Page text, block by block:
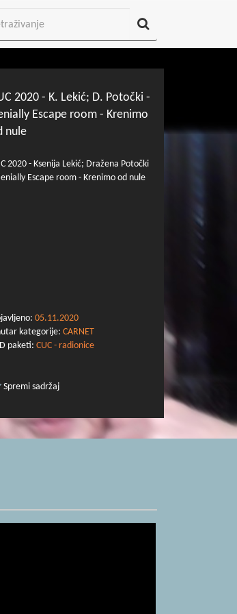
2020 - K. Lekić; D. Potočki -
Escape room - Krenimo
nule
2020 - Ksenija Lekić; Dražena Potočki
Escape room - Krenimo od nule
05.11.2020
kategorije: CARNET
paketi: CUC - radionice
Spremi sadržaj